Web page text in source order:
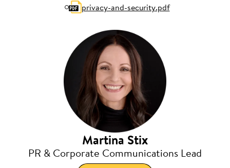
privacy-and-security.pdf
Martina Stix
PR & Corporate Communications Lead